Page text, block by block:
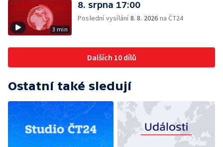
3 min
8. srpna 17:00
Poslední vysílání8. 8. 2026 na ČT24
Dalších 10 dílů
Ostatní také sledují